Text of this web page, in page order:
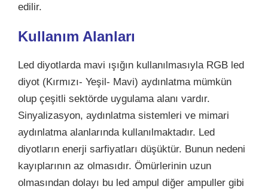
edilir.
Kullanım Alanları
Led diyotlarda mavi ışığın kullanılmasıyla RGB led
diyot (Kırmızı- Yeşil- Mavi) aydınlatma mümkün
olup çeşitli sektörde uygulama alanı vardır.
Sinyalizasyon, aydınlatma sistemleri ve mimari
aydınlatma alanlarında kullanılmaktadır. Led
diyotların enerji sarfiyatları düşüktür. Bunun nedeni
kayıplarının az olmasıdır. Ömürlerinin uzun
olmasından dolayı bu led ampul diğer ampuller gibi